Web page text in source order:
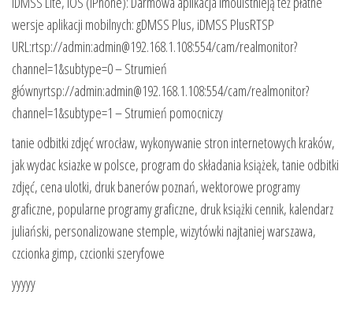
wersje aplikacji mobilnych: gDMSS Plus, iDMSS PlusRTSP
URL:rtsp://admin:admin@192.168.1.108:554/cam/realmonitor?
channel=1&subtype=0 – Strumień
głównyrtsp://admin:admin@192.168.1.108:554/cam/realmonitor?
channel=1&subtype=1 – Strumień pomocniczy
tanie odbitki zdjęć wrocław, wykonywanie stron internetowych kraków,
jak wydac ksiazke w polsce, program do składania książek, tanie odbitki
zdjęć, cena ulotki, druk banerów poznań, wektorowe programy
graficzne, popularne programy graficzne, druk książki cennik, kalendarz
juliański, personalizowane stemple, wizytówki najtaniej warszawa,
czcionka gimp, czcionki szeryfowe
yyyyy